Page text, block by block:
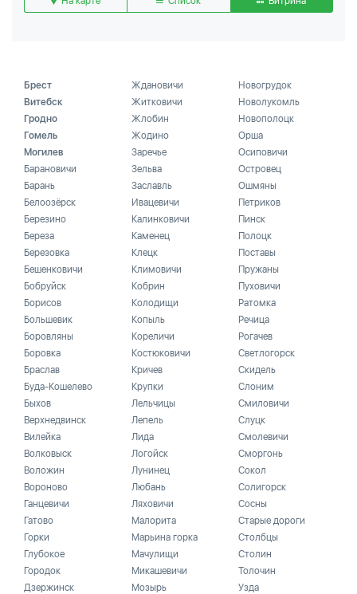
Брест
Витебск
Гродно
Гомель
Могилев
Барановичи
Барань
Белоозёрск
Березино
Береза
Березовка
Бешенковичи
Бобруйск
Борисов
Большевик
Боровляны
Боровка
Браслав
Буда-Кошелево
Быхов
Верхнедвинск
Вилейка
Волковыск
Воложин
Вороново
Ганцевичи
Гатово
Горки
Глубокое
Городок
Дзержинск
Ждановичи
Житковичи
Жлобин
Жодино
Заречье
Зельва
Заславль
Ивацевичи
Калинковичи
Каменец
Клецк
Климовичи
Кобрин
Колодищи
Копыль
Кореличи
Костюковичи
Кричев
Крупки
Лельчицы
Лепель
Лида
Логойск
Лунинец
Любань
Ляховичи
Малорита
Марьина горка
Мачулищи
Микашевичи
Мозырь
Новогрудок
Новолукомль
Новополоцк
Орша
Осиповичи
Островец
Ошмяны
Петриков
Пинск
Полоцк
Поставы
Пружаны
Пуховичи
Ратомка
Речица
Рогачев
Светлогорск
Скидель
Слоним
Смиловичи
Слуцк
Смолевичи
Сморгонь
Сокол
Солигорск
Сосны
Старые дороги
Столбцы
Столин
Толочин
Узда